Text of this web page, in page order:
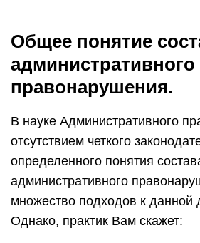
Общее понятие
административного
правонарушения.
В науке Административного
отсутствием четкого
определенного понятия
административного
множество подходов к данной
Однако, практик Вам скажет: